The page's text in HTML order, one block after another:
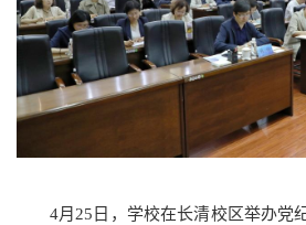
4月25日，学校在长清校区举办党